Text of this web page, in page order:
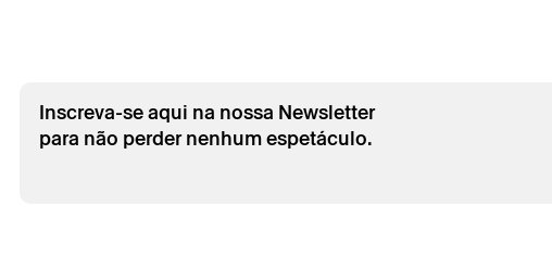
Inscreva-se aqui na nossa Newsletter
para não perder nenhum espetáculo.